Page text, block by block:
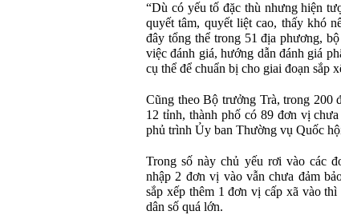
“Dù có yếu tố đặc thù nhưng hiện
quyết tâm, quyết liệt cao, thấy khó
đây tổng thể trong 51 địa phương,
việc đánh giá, hướng dẫn đánh giá
cụ thể để chuẩn bị cho giai đoạn sắp
Cũng theo Bộ trưởng Trà, trong 200
12 tỉnh, thành phố có 89 đơn vị
phủ trình Ủy ban Thường vụ Quốc
Trong số này chủ yếu rơi vào các
nhập 2 đơn vị vào vẫn chưa đảm
sắp xếp thêm 1 đơn vị cấp xã vào
dân số quá lớn.